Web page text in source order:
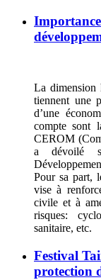
La dimension
tiennent une
d’une
compte sont
CEROM
a dévoilé
Pour sa part,
vise à
civile et à
risques:
sanitaire, etc.
Festival
protection